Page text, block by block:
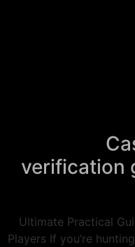
verification
Ultimate Practical
Players If you’re